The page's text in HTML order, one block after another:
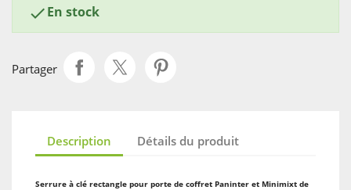
En stock
Partager
Description Détails du produit
Serrure à clé rectangle pour porte de coffret Paninter et Minimixt de